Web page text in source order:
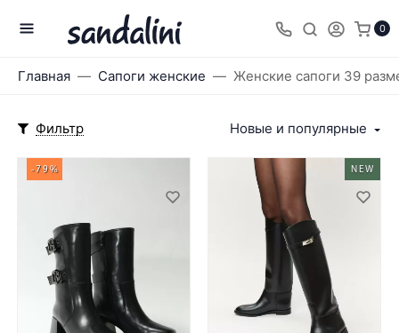
0
Главная Сапоги женские Женские сапоги 39
Фильтр Новые и популярные
-79% NEW